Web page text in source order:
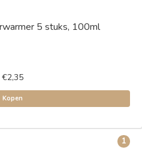
5 stuks, 100ml
€2,35
Kopen
1